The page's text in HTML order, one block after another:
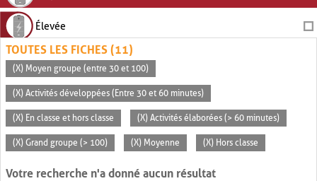
Élevée
TOUTES LES FICHES (11)
(X) Moyen groupe (entre 30 et 100)
(X) Activités développées (Entre 30 et 60 minutes)
(X) En classe et hors classe (X) Activités élaborées (> 60 minutes)
(X) Grand groupe (> 100) (X) Moyenne (X) Hors classe
Votre recherche n'a donné aucun résultat